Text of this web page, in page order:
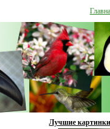
Лучшие